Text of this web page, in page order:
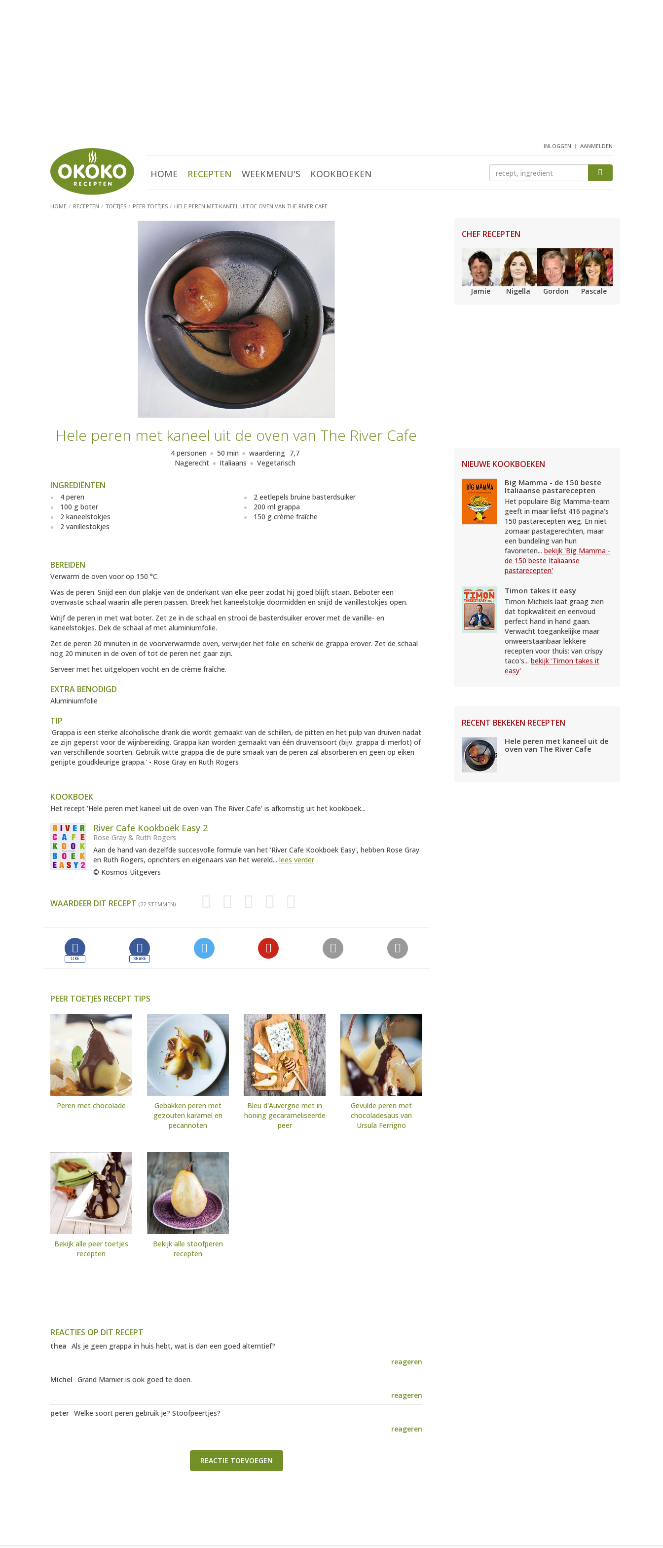
INLOGGEN AANMELDEN
HOME RECEPTEN WEEKMENU'S KOOKBOEKEN
HOME RECEPTEN TOETJES PEER TOETJES HELE PEREN MET KANEEL UIT DE OVEN VAN THE RIVER CAFE
Hele peren met kaneel uit de oven van The River Cafe
4 personen 50 min waardering 7,7
Nagerecht
Italiaans Vegetarisch
INGREDIËNTEN
4 peren
100 g boter
2 kaneelstokjes
2 vanillestokjes
2 eetlepels bruine basterdsuiker
200 ml grappa
150 g crème fraîche
BEREIDEN
Verwarm de oven voor op 150 °C.
Was de peren. Snijd een dun plakje van de onderkant van elke peer zodat hij goed blijft staan. Beboter een
ovenvaste schaal waarin alle peren passen. Breek het kaneelstokje doormidden en snijd de vanillestokjes open.
Wrijf de peren in met wat boter. Zet ze in de schaal en strooi de basterdsuiker erover met de vanille- en
kaneelstokjes. Dek de schaal af met aluminiumfolie.
Zet de peren 20 minuten in de voorverwarmde oven, verwijder het folie en schenk de grappa erover. Zet de schaal
nog 20 minuten in de oven of tot de peren net gaar zijn.
Serveer met het uitgelopen vocht en de crème fraîche.
EXTRA BENODIGD
Aluminiumfolie
TIP
'Grappa is een sterke alcoholische drank die wordt gemaakt van de schillen, de pitten en het pulp van druiven nadat
ze zijn geperst voor de wijnbereiding. Grappa kan worden gemaakt van één druivensoort (bijv. grappa di merlot) of
van verschillende soorten. Gebruik witte grappa die de pure smaak van de peren zal absorberen en geen op eiken
gerijpte goudkleurige grappa.' - Rose Gray en Ruth Rogers
KOOKBOEK
Het recept 'Hele peren met kaneel uit de oven van The River Cafe' is afkomstig uit het kookboek...
River Cafe Kookboek Easy 2
Rose Gray & Ruth Rogers
Aan de hand van dezelfde succesvolle formule van het 'River Cafe Kookboek Easy', hebben Rose Gray
en Ruth Rogers, oprichters en eigenaars van het wereld... lees verder
© Kosmos Uitgevers
WAARDEER DIT RECEPT (22 STEMMEN)
PEER TOETJES RECEPT TIPS
Peren met chocolade
Gebakken peren met
gezouten karamel en
pecannoten
Bleu d'Auvergne met in
honing gecarameliseerde
peer
Gevulde peren met
chocoladesaus van
Ursula Ferrigno
Bekijk alle peer toetjes
recepten
Bekijk alle stoofperen
recepten
REACTIES OP DIT RECEPT
thea Als je geen grappa in huis hebt, wat is dan een goed alterntief?
reageren
Michel Grand Marnier is ook goed te doen.
reageren
peter Welke soort peren gebruik je? Stoofpeertjes?
reageren
REACTIE TOEVOEGEN
CHEF RECEPTEN
Jamie Nigella Gordon Pascale
NIEUWE KOOKBOEKEN
Big Mamma - de 150 beste
Italiaanse pastarecepten
Het populaire Big Mamma-team
geeft in maar liefst 416 pagina's
150 pastarecepten weg. En niet
zomaar pastagerechten, maar
een bundeling van hun
favorieten... bekijk 'Big Mamma -
de 150 beste Italiaanse
pastarecepten'
Timon takes it easy
Timon Michiels laat graag zien
dat topkwaliteit en eenvoud
perfect hand in hand gaan.
Verwacht toegankelijke maar
onweerstaanbaar lekkere
recepten voor thuis: van crispy
taco's... bekijk 'Timon takes it
easy'
RECENT BEKEKEN RECEPTEN
Hele peren met kaneel uit de
oven van The River Cafe